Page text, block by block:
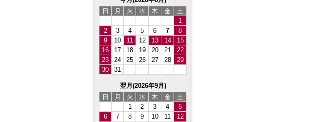
日
月 火 水 木 金
土
1
2
3 4 5 6 7
8
9
10 11 12 13 14
15
16
17 18 19 20 21
22
23
24 25 26 27 28
29
30
31
翌月(2026年9月)
日
月 火 水 木 金
土
1
2 3 4
5
6
7 8 9 10 11
12